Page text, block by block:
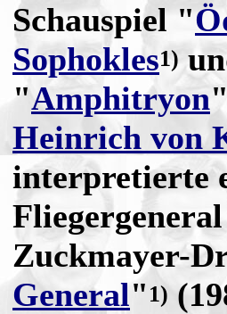
Schauspiel "
Sophokles1)
"Amphitryon"
Heinrich von
interpretierte
Zuckmayer-
General" 1)